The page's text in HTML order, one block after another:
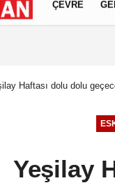
Gizlilik İlkeleri
ÇEVRE
Haftası dolu dolu
Yeşilay